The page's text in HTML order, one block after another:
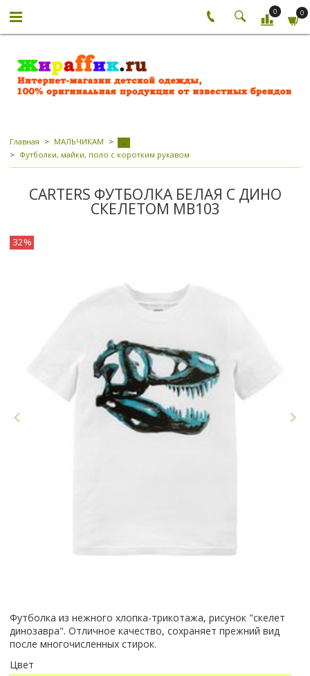
0 0
Главная МАЛЬЧИКАМ
-
Футболки, майки, поло с коротким рукавом
CARTERS ФУТБОЛКА БЕЛАЯ С ДИНО
СКЕЛЕТОМ МВ103
32%
Футболка из нежного хлопка-трикотажа, рисунок "скелет
динозавра". Отличное качество, сохраняет прежний вид
после многочисленных стирок.
Цвет